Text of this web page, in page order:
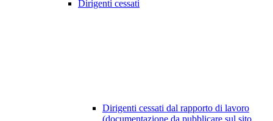
Dirigenti cessati
Dirigenti cessati dal rapporto di lavoro